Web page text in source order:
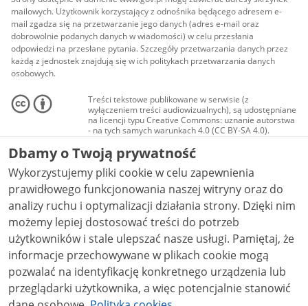
mailowych. Użytkownik korzystający z odnośnika będącego adresem e-
mail zgadza się na przetwarzanie jego danych (adres e-mail oraz
dobrowolnie podanych danych w wiadomości) w celu przesłania
odpowiedzi na przesłane pytania. Szczegóły przetwarzania danych przez
każdą z jednostek znajdują się w ich politykach przetwarzania danych
osobowych.
Treści tekstowe publikowane w serwisie (z
wyłączeniem treści audiowizualnych), są udostępniane
na licencji typu Creative Commons: uznanie autorstwa
- na tych samych warunkach 4.0 (CC BY-SA 4.0).
Materiały audiowizualne, w tym zdjęcia, materiały
audio i wideo, są udostępniane na licencji typu
Creative Commons: uznanie autorstwa użycie
niekomercyjne - bez utworów zależnych 4.0 (CC BY-
NC-ND 4.0), o ile nie jest to stwierdzone inaczej.
Dbamy o Twoją prywatność
Wykorzystujemy pliki cookie w celu zapewnienia
prawidłowego funkcjonowania naszej witryny oraz do
analizy ruchu i optymalizacji działania strony. Dzięki nim
możemy lepiej dostosować treści do potrzeb
użytkowników i stale ulepszać nasze usługi. Pamiętaj, że
informacje przechowywane w plikach cookie mogą
pozwalać na identyfikację konkretnego urządzenia lub
przeglądarki użytkownika, a więc potencjalnie stanowić